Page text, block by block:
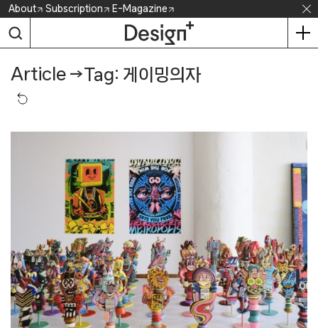
Skip
content
About Subscription E-Magazine
Article →Tag: 게이밍의자